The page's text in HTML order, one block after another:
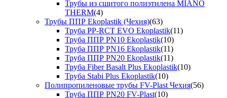
Трубы из сшитого полиэтилена MIANO
THERM(4)
Трубы ППР Ekoplastik (Чехия)(63)
Труба PP-RCT EVO Ekoplastik(11)
Труба ППР PN10 Ekoplastik(10)
Труба ППР PN16 Ekoplastik(11)
Труба ППР PN20 Ekoplastik(11)
Труба Fiber Basalt Plus Ekoplastik(10)
Труба Stabi Plus Ekoplastik(10)
Полипропиленовые трубы FV-Plast Чехия(56)
Труба ППР PN20 FV-Plast(10)